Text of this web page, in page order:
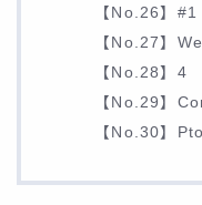
【No.26】#1
【No.27】
【No.28】4
【No.29】
【No.30】